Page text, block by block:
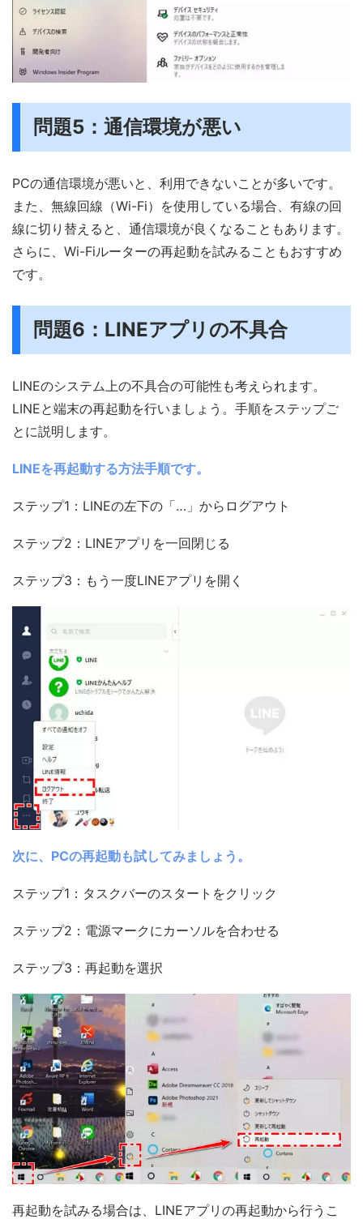
問題5：通信環境が悪い
PCの通信環境が悪いと、利用できないことが多いです。
また、無線回線（Wi-Fi）を使用している場合、有線の回
線に切り替えると、通信環境が良くなることもあります。
さらに、Wi-Fiルーターの再起動を試みることもおすすめ
です。
問題6：LINEアプリの不具合
LINEのシステム上の不具合の可能性も考えられます。
LINEと端末の再起動を行いましょう。手順をステップご
とに説明します。
LINEを再起動する方法手順です。
ステップ1：LINEの左下の「…」からログアウト
ステップ2：LINEアプリを一回閉じる
ステップ3：もう一度LINEアプリを開く
次に、PCの再起動も試してみましょう。
ステップ1：タスクバーのスタートをクリック
ステップ2：電源マークにカーソルを合わせる
ステップ3：再起動を選択
再起動を試みる場合は、LINEアプリの再起動から行うこ